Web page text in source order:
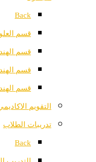
Back
قسم
قسم
قسم
قسم
التقويم
تدريبات الطلاب
Back